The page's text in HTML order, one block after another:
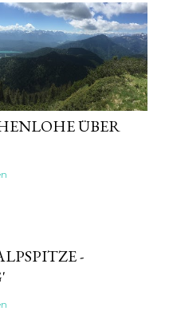
ÜBER
-